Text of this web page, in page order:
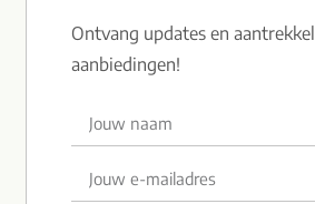
Ontvang updates en
aanbiedingen!